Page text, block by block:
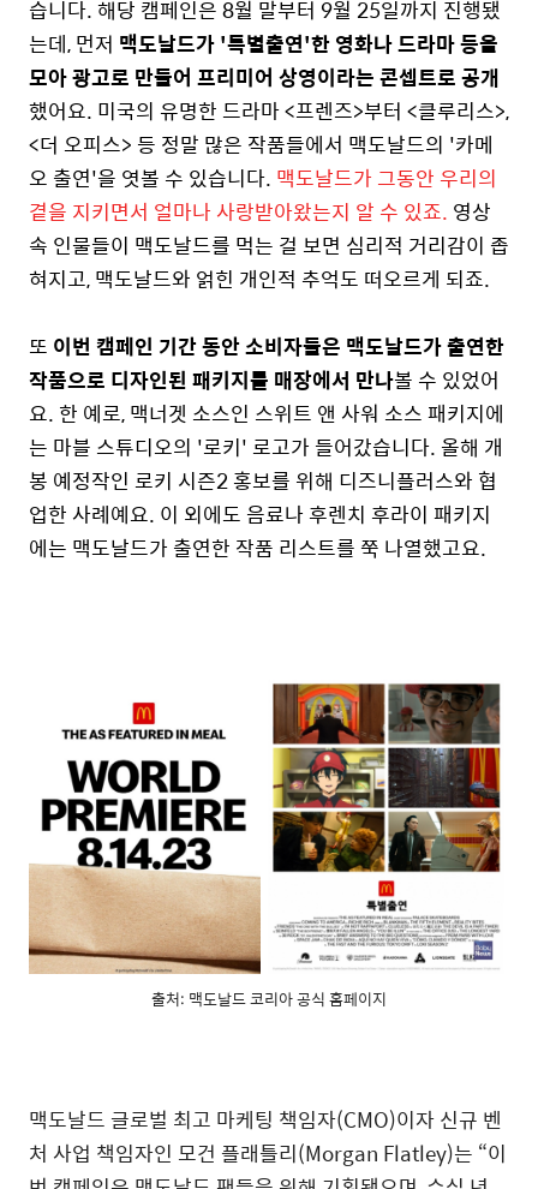
습니다. 해당 캠페인은 8월 말부터 9월 25일까지 진행됐
는데, 먼저 맥도날드가 '특별출연'한 영화나 드라마 등을
모아 광고로 만들어 프리미어 상영이라는 콘셉트로 공개
했어요. 미국의 유명한 드라마 <프렌즈>부터 <클루리스>,
<더 오피스> 등 정말 많은 작품들에서 맥도날드의 '카메
오 출연'을 엿볼 수 있습니다. 맥도날드가 그동안 우리의
곁을 지키면서 얼마나 사랑받아왔는지 알 수 있죠. 영상
속 인물들이 맥도날드를 먹는 걸 보면 심리적 거리감이 좁
혀지고, 맥도날드와 얽힌 개인적 추억도 떠오르게 되죠.
또 이번 캠페인 기간 동안 소비자들은 맥도날드가 출연한
작품으로 디자인된 패키지를 매장에서 만나볼 수 있었어
요. 한 예로, 맥너겟 소스인 스위트 앤 사워 소스 패키지에
는 마블 스튜디오의 '로키' 로고가 들어갔습니다. 올해 개
봉 예정작인 로키 시즌2 홍보를 위해 디즈니플러스와 협
업한 사례예요. 이 외에도 음료나 후렌치 후라이 패키지
에는 맥도날드가 출연한 작품 리스트를 쭉 나열했고요.
출처: 맥도날드 코리아 공식 홈페이지
맥도날드 글로벌 최고 마케팅 책임자(CMO)이자 신규 벤
처 사업 책임자인 모건 플래틀리(Morgan Flatley)는 “이